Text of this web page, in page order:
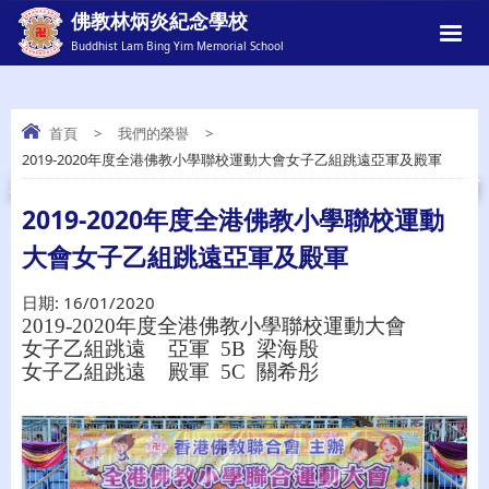
佛教林炳炎紀念學校
Buddhist Lam Bing Yim Memorial School
2019-2020年度全港佛教小學聯校運動大會
女子乙組跳遠亞軍及殿軍
首頁 > 我們的榮譽
>
2019-2020年度全港佛教小學聯校運動大會女子乙組跳遠亞軍及殿軍
2019-2020年度全港佛教小學聯校運動
大會女子乙組跳遠亞軍及殿軍
日期: 16/01/2020
2019-2020年度全港佛教小學聯校運動大會
女子乙組跳遠 亞軍 5B 梁海殷
女子乙組跳遠 殿軍 5C 關希彤